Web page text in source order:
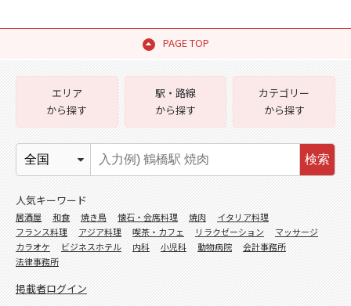
PAGE TOP
エリア
から探す
駅・路線
から探す
カテゴリー
から探す
検索
人気キーワード
居酒屋 和食 焼き鳥 懐石・会席料理 焼肉
イタリア料理
フランス料理
アジア料理 喫茶・カフェ リラクゼーション
マッサージ
カラオケ
ビジネスホテル 内科 小児科 動物病院
会計事務所
法律事務所
掲載者ログイン